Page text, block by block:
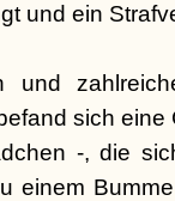
und ein
und
sich
-, die
einem